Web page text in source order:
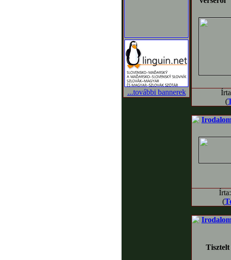
...további bannerek
(
Írta:
(
Tisztelt